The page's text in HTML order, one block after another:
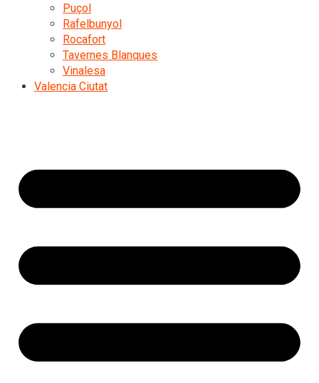
Puçol
Rafelbunyol
Rocafort
Tavernes Blanques
Vinalesa
Valencia Ciutat